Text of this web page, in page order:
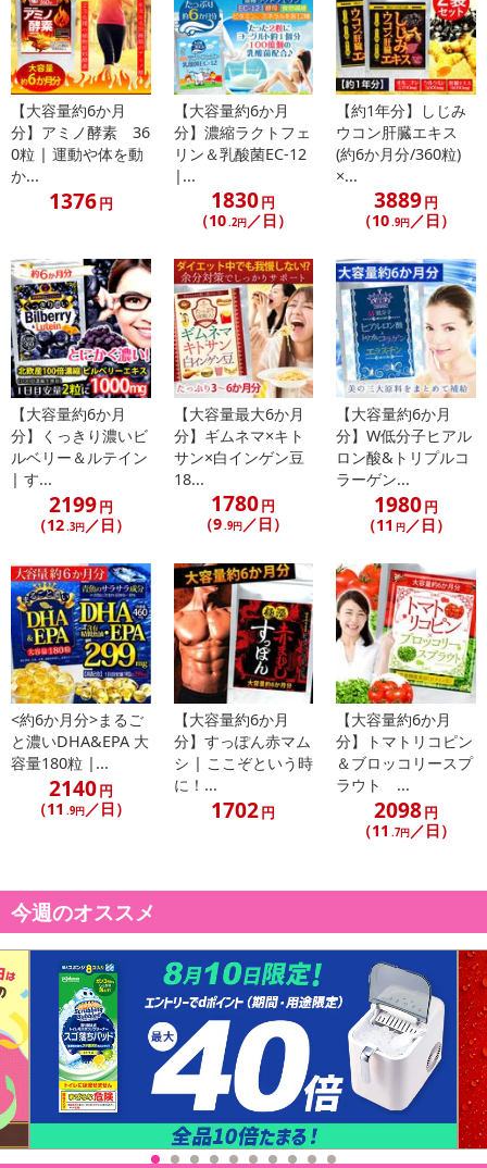
【賞味・消費期限のある商品について】
商品到着時点でのお日持ち期間は、配送日数などにより異なります
のでご了承ください。
【キャンセルについて】
※お申込み後のキャンセルはお受けできません。
記載されている内容を必ずご確認いただき、お届けする商品セット
にご納得いただきましたうえでお申し込みください。
※パッケージ変更や商品リニューアル（成分など含む）等により、
る場合がございます。
また、[新たな加工食品の原料原産地表示制度]の経過措置期間の終
了により、商品詳細内に記載の原産国・原材料の表記が旧表記の場
合がございます。
あらかじめご了承いただいた上でお申込みください。なお、本理由
によるお申込み後のキャンセル・返品交換は対応いたしかねます。
【お支払いについて】
※お支払い方法は、電話料金合算払い、クレジットカード払い、dポ
イントがご利用いただけます。
【発送・お届け・商品について】
※お申込み頂きました商品の同梱、お届けの日時指定はいたしかね
ます。
※お客様のご都合でお受取りいただけない場合、商品の再発送や返
金はいたしかねます。
また、お届け日時のご指定は、お受けできません。宅配業者からの
不在票にてご対応ください。
※発送予定日は前後する場合がございます。また商品によって発送
日が異なります。
※dショッピングサンプル百貨店よりお届けする商品は、ご利用いた
だいた後のご感想をいただくことを目的としており、転売等は固く
禁じます。
転売等、目的以外での利用が確認された場合は、サービス利用を停
【配送伝票番号について】
※こちらの商品については商品の発送完了後、
配送伝票番号がマイページに表示されない場合もございます。予
めご了承ください。
発送日カレンダー
【大容量約6か月
分】アミノ酵素 36
0粒 | 運動や体を動
か...
1376円
【大容量約6か月
分】濃縮ラクトフェ
リン＆乳酸菌EC-12
|...
1830円
（10 .2円 ／日）
【約1年分】しじみ
ウコン肝臓エキス
(約6か月分/360粒)
×...
3889円
（10 .9円 ／日）
【大容量約6か月
分】くっきり濃いビ
ルベリー＆ルテイン
| す...
2199円
（12.3円／日）
【大容量最大6か月
分】ギムネマ×キト
サン×白インゲン豆
18...
1780円
（9.9円／日）
【大容量約6か月
分】W低分子ヒアル
ロン酸&トリプルコ
ラーゲン...
1980円
（11 円／日）
<約6か月分>まるご
と濃いDHA&EPA 大
容量180粒 |...
2140円
（11 .9円／日）
【大容量約6か月
分】すっぽん赤マム
シ | ここぞという時
に！...
1702円
【大容量約6か月
分】トマトリコピン
＆ブロッコリースプ
ラウト ...
2098円
（11 .7円／日）
今週のオススメ